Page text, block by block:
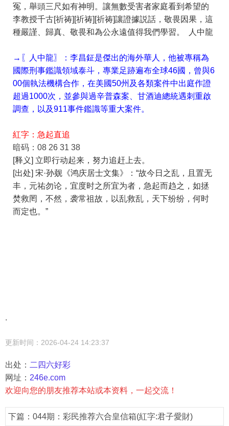
冤，舉頭三尺如有神明。讓無數受害者家庭看到希望的
李教授千古[祈祷][祈祷][祈祷]讓證據説話，敬畏因果，這
種嚴謹、歸真、敬畏和為公永遠值得我們學習。 人中龍
→〖人中龍〗：李昌鉦是傑出的海外華人，他被專稱為
國際刑事鑑識領域泰斗，專業足跡遍布全球46國，曾與6
00個執法機構合作，在美國50州及各類案件中出庭作證
超過1000次，並參與過辛普森案、甘酒迪總統遇刺重啟
調查，以及911事件鑑識等重大案件。
紅字：急起直追
暗码：08 26 31 38
[释义] 立即行动起来，努力追赶上去。
[出处] 宋·孙觌《鸿庆居士文集》：“故今日之乱，且置无
丰，元祐勿论，宜度时之所宜为者，急起而趋之，如拯
焚救罔，不然，袭常祖故，以乱救乱，天下纷纷，何时
而定也。”
.
更新时间：2026-04-24 14:23:37
出处： 二四六好彩
网址： 246e.com
欢迎向您的朋友推荐本站或本资料，一起交流！
下篇： 044期：彩民推荐六合皇信箱(紅字:君子愛財)